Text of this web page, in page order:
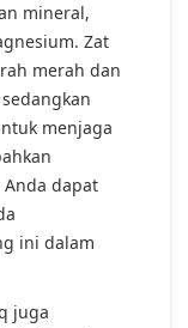
mineral,
Zat
merah dan
menjaga
dapat
ini dalam
juga